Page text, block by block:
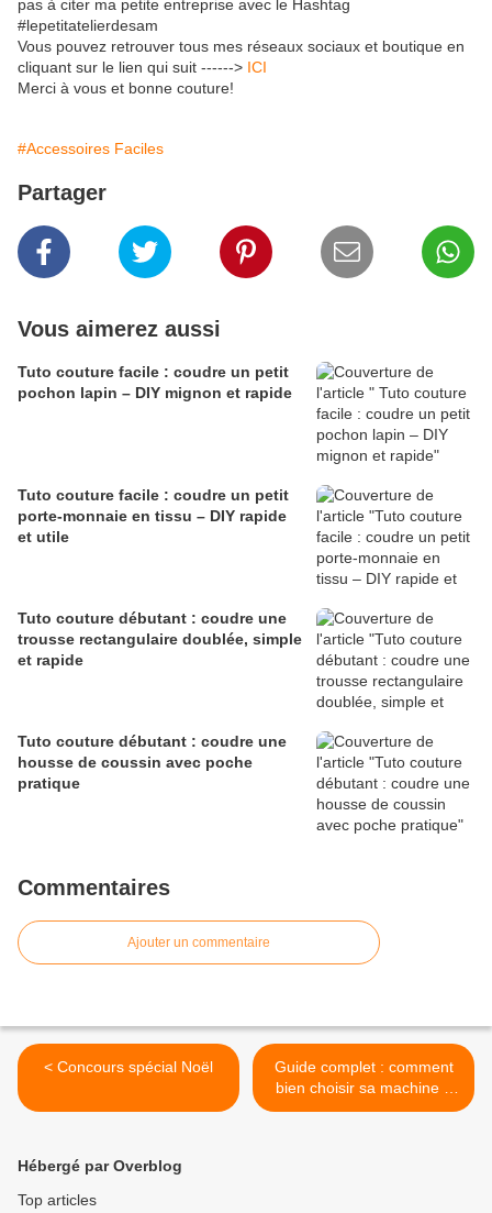
pas à citer ma petite entreprise avec le Hashtag
#lepetitatelierdesam
Vous pouvez retrouver tous mes réseaux sociaux et boutique en
cliquant sur le lien qui suit ------> ICI
Merci à vous et bonne couture!
#Accessoires Faciles
Partager
Vous aimerez aussi
Tuto couture facile : coudre un petit
pochon lapin – DIY mignon et rapide
Tuto couture facile : coudre un petit
porte-monnaie en tissu – DIY rapide
et utile
Tuto couture débutant : coudre une
trousse rectangulaire doublée, simple
et rapide
Tuto couture débutant : coudre une
housse de coussin avec poche
pratique
Commentaires
Ajouter un commentaire
< Concours spécial Noël
Guide complet : comment
bien choisir sa machine à
coudre – conseils pour
Hébergé par Overblog
Top articles